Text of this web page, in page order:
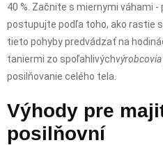
40 %. Začnite s miernymi váhami -
postupujte podľa toho, ako rastie
tieto pohyby predvádzať na
taniermi zo spoľahlivých
posilňovanie celého tela.
Výhody pre
posilňovní